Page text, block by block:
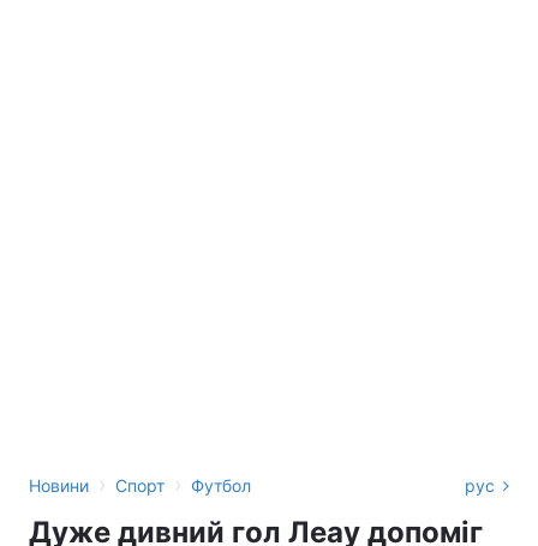
Новини › Спорт › Футбол рус
Дуже дивний гол Леау допоміг